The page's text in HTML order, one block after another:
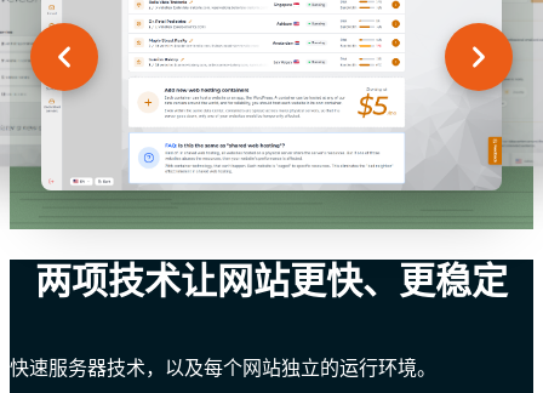
两项技术让网站更快、更稳定
快速服务器技术，以及每个网站独立的运行环境。